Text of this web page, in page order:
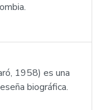
1958) es una
biográfica.